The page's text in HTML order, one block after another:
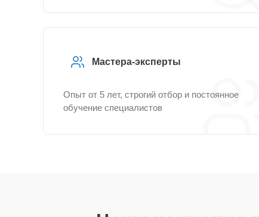
Мастера-эксперты
Опыт от 5 лет, строгий отбор и постоянное
обучение специалистов